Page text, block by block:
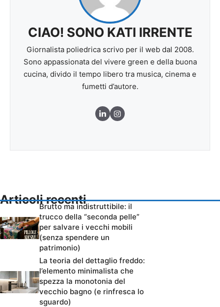
CIAO! SONO KATI IRRENTE
Giornalista poliedrica scrivo per il web dal 2008.
Sono appassionata del vivere green e della buona
cucina, divido il tempo libero tra musica, cinema e
fumetti d’autore.
Articoli recenti
Brutto ma indistruttibile: il
trucco della “seconda pelle”
per salvare i vecchi mobili
(senza spendere un
patrimonio)
La teoria del dettaglio freddo:
l’elemento minimalista che
spezza la monotonia del
vecchio bagno (e rinfresca lo
sguardo)